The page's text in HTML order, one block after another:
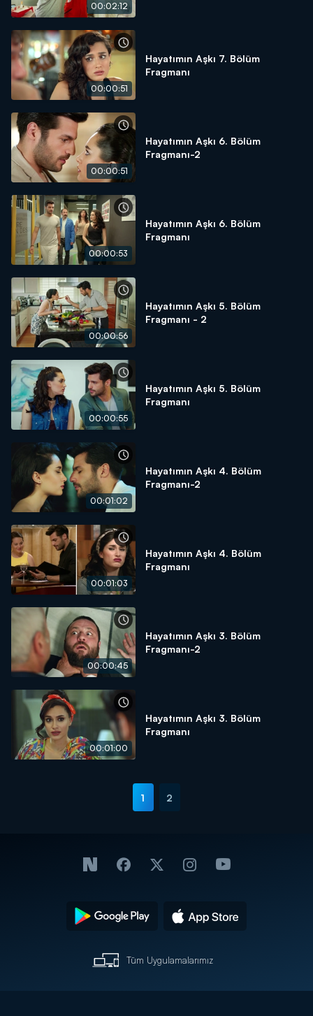
00:02:12
00:00:51
Hayatımın Aşkı 7. Bölüm
Fragmanı
00:00:51
Hayatımın Aşkı 6. Bölüm
Fragmanı-2
00:00:53
Hayatımın Aşkı 6. Bölüm
Fragmanı
00:00:56
Hayatımın Aşkı 5. Bölüm
Fragmanı - 2
00:00:55
Hayatımın Aşkı 5. Bölüm
Fragmanı
00:01:02
Hayatımın Aşkı 4. Bölüm
Fragmanı-2
00:01:03
Hayatımın Aşkı 4. Bölüm
Fragmanı
00:00:45
Hayatımın Aşkı 3. Bölüm
Fragmanı-2
00:01:00
Hayatımın Aşkı 3. Bölüm
Fragmanı
1 2
Tüm Uygulamalarımız